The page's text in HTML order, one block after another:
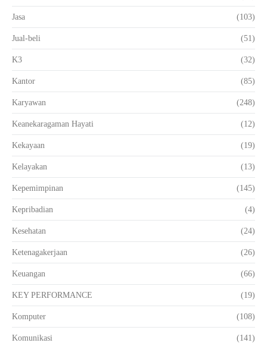
Jasa (103)
Jual-beli (51)
K3 (32)
Kantor (85)
Karyawan (248)
Keanekaragaman Hayati (12)
Kekayaan (19)
Kelayakan (13)
Kepemimpinan (145)
Kepribadian (4)
Kesehatan (24)
Ketenagakerjaan (26)
Keuangan (66)
KEY PERFORMANCE (19)
Komputer (108)
Komunikasi (141)